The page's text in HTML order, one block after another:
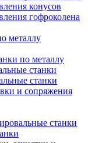
конусов
гофроколена
металлу
по металлу
станки
станки
и сопряжения
станки